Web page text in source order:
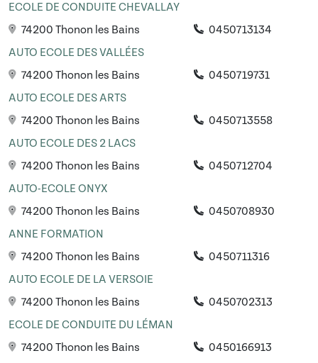
ECOLE DE CONDUITE CHEVALLAY
74200 Thonon les Bains
0450713134
AUTO ECOLE DES VALLÉES
74200 Thonon les Bains
0450719731
AUTO ECOLE DES ARTS
74200 Thonon les Bains
0450713558
AUTO ECOLE DES 2 LACS
74200 Thonon les Bains
0450712704
AUTO-ECOLE ONYX
74200 Thonon les Bains
0450708930
ANNE FORMATION
74200 Thonon les Bains
0450711316
AUTO ECOLE DE LA VERSOIE
74200 Thonon les Bains
0450702313
ECOLE DE CONDUITE DU LÉMAN
74200 Thonon les Bains
0450166913